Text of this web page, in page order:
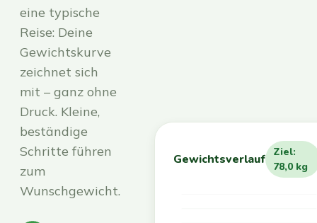
eine typische
Reise: Deine
Gewichtskurve
zeichnet sich
mit – ganz ohne
Druck. Kleine,
beständige
Schritte führen
zum
Wunschgewicht.
Gewichtsverlauf
Ziel:
78,0 kg